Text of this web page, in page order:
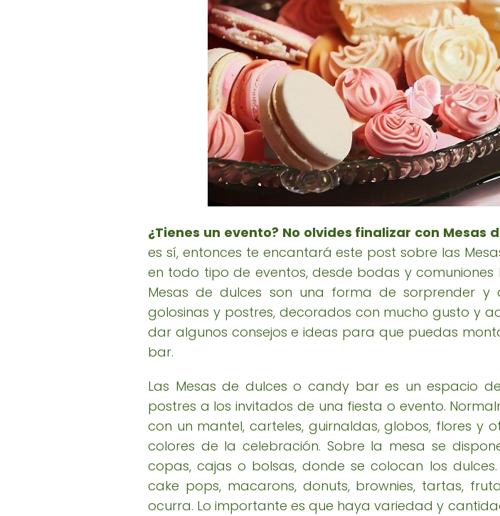
¿Tienes un evento? No olvides finalizar con Mesas
es sí, entonces te encantará este post sobre las
en todo tipo de eventos, desde bodas y
Mesas de dulces son una forma de sorprender
golosinas y postres, decorados con mucho gusto y
dar algunos consejos e ideas para que puedas
bar.
Las Mesas de dulces o candy bar es un espacio
postres a los invitados de una fiesta o evento.
con un mantel, carteles, guirnaldas, globos, flores y
colores de la celebración. Sobre la mesa se
copas, cajas o bolsas, donde se colocan los
cake pops, macarons, donuts, brownies, tartas,
ocurra. Lo importante es que haya variedad y